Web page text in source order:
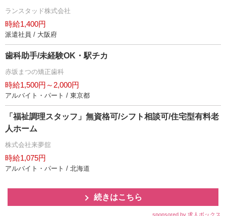
ランスタッド株式会社
時給1,400円
派遣社員 / 大阪府
歯科助手/未経験OK・駅チカ
赤坂まつの矯正歯科
時給1,500円～2,000円
アルバイト・パート / 東京都
「福祉調理スタッフ」無資格可/シフト相談可/住宅型有料老
人ホーム
株式会社来夢舘
時給1,075円
アルバイト・パート / 北海道
続きはこちら
sponsored by 求人ボックス